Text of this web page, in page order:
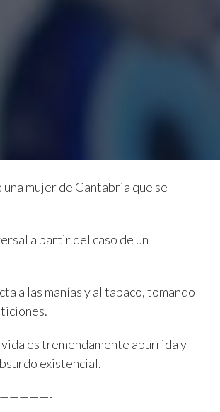
mujer de Cantabria que se
a partir del caso de un
a las manías y al tabaco, tomando
es tremendamente aburrida y
existencial.